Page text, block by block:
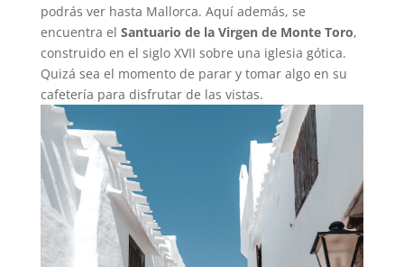
podrás ver hasta Mallorca. Aquí además, se
encuentra el Santuario de la Virgen de Monte Toro,
construido en el siglo XVII sobre una iglesia gótica.
Quizá sea el momento de parar y tomar algo en su
cafetería para disfrutar de las vistas.